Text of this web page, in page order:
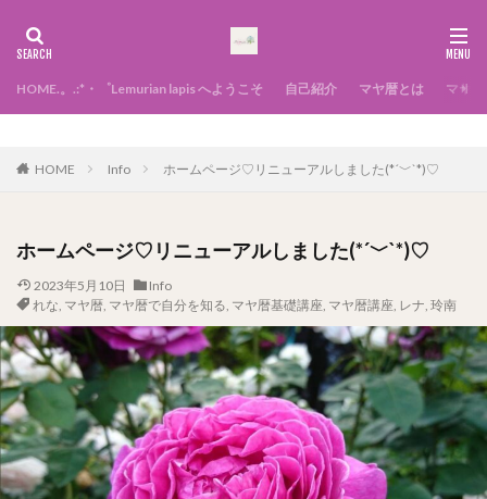
HOME.。.:*・゜Lemurian lapis へようこそ 自己紹介 マヤ暦とは マヤ
HOME Info ホームページ♡リニューアルしました(*´﹀`*)♡
ホームページ♡リニューアルしました(*´﹀`*)♡
2023年5月10日
Info
れな, マヤ暦, マヤ暦で自分を知る, マヤ暦基礎講座, マヤ暦講座, レナ, 玲南